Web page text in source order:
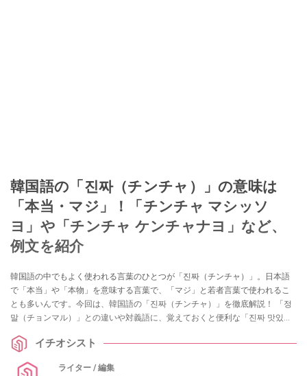
韓国語の「진짜（チンチャ）」の意味は
「本当・マジ」！「チンチャ マシッソ
ヨ」や「チンチャ ケンチャナヨ」など、
例文を紹介
韓国語の中でもよく使われる言葉のひとつが「진짜（チンチャ）」。日本語
で「本当」や「本物」を意味する言葉で、「マジ」と若者言葉で使われるこ
とも多いんです。今回は、韓国語の「진짜（チンチャ）」を徹底解説！ 「정
말（チョンマル）」との違いや対義語に、覚えておくと便利な「진짜 맛있어
などの例文をご紹介します。
イチオシスト
ライター / 編集